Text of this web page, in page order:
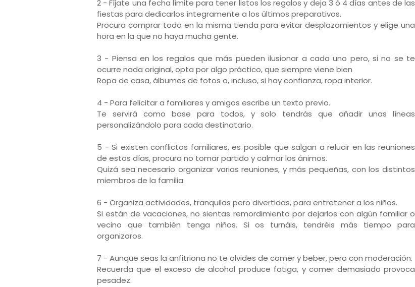
2 - Fíjate una fecha límite para tener listos los regalos y deja 3 ó 4 días antes de las
fiestas para dedicarlos íntegramente a los últimos preparativos.
Procura comprar todo en la misma tienda para evitar desplazamientos y elige una
hora en la que no haya mucha gente.
3 - Piensa en los regalos que más pueden ilusionar a cada uno pero, si no se te
ocurre nada original, opta por algo práctico, que siempre viene bien
Ropa de casa, álbumes de fotos o, incluso, si hay confianza, ropa interior.
4 - Para felicitar a familiares y amigos escribe un texto previo.
Te servirá como base para todos, y solo tendrás que añadir unas líneas
personalizándolo para cada destinatario.
5 - Si existen conflictos familiares, es posible que salgan a relucir en las reuniones
de estos días, procura no tomar partido y calmar los ánimos.
Quizá sea necesario organizar varias reuniones, y más pequeñas, con los distintos
miembros de la familia.
6 - Organiza actividades, tranquilas pero divertidas, para entretener a los niños.
Si están de vacaciones, no sientas remordimiento por dejarlos con algún familiar o
vecino que también tenga niños. Si os turnáis, tendréis más tiempo para
organizaros.
7 - Aunque seas la anfitriona no te olvides de comer y beber, pero con moderación.
Recuerda que el exceso de alcohol produce fatiga, y comer demasiado provoca
pesadez.